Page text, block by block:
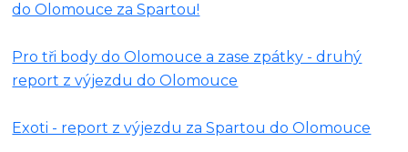
do Olomouce za Spartou!
Pro tři body do Olomouce a zase zpátky - druhý
report z výjezdu do Olomouce
Exoti - report z výjezdu za Spartou do Olomouce